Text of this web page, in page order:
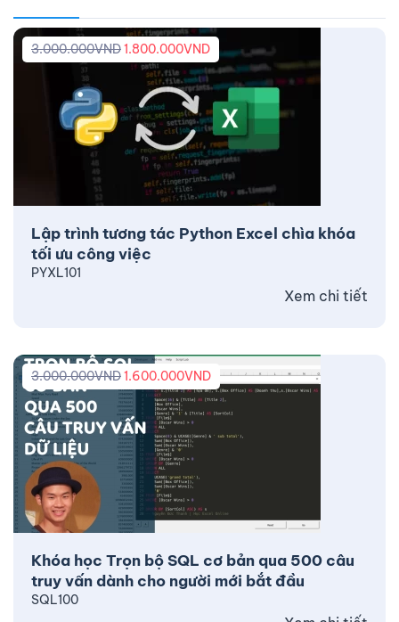
Lập trình tương tác Python Excel chìa khóa
tối ưu công việc
3.000.000VND1.800.000VND
PYXL101
Xem chi tiết
Khóa học Trọn bộ SQL cơ bản qua 500 câu
truy vấn dành cho người mới bắt đầu
3.000.000VND1.600.000VND
SQL100